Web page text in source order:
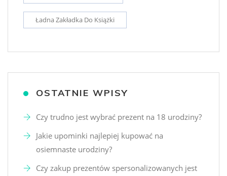
Ładna Zakładka Do Książki
OSTATNIE WPISY
Czy trudno jest wybrać prezent na 18 urodziny?
Jakie upominki najlepiej kupować na
osiemnaste urodziny?
Czy zakup prezentów spersonalizowanych jest